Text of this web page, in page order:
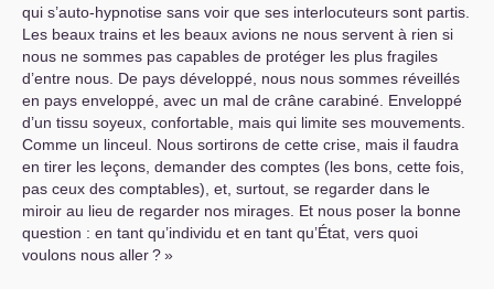
qui s’auto-hypnotise sans voir que ses interlocuteurs sont partis.
Les beaux trains et les beaux avions ne nous servent à rien si
nous ne sommes pas capables de protéger les plus fragiles
d’entre nous. De pays développé, nous nous sommes réveillés
en pays enveloppé, avec un mal de crâne carabiné. Enveloppé
d’un tissu soyeux, confortable, mais qui limite ses mouvements.
Comme un linceul. Nous sortirons de cette crise, mais il faudra
en tirer les leçons, demander des comptes (les bons, cette fois,
pas ceux des comptables), et, surtout, se regarder dans le
miroir au lieu de regarder nos mirages. Et nous poser la bonne
question : en tant qu’individu et en tant qu’État, vers quoi
voulons nous aller?»